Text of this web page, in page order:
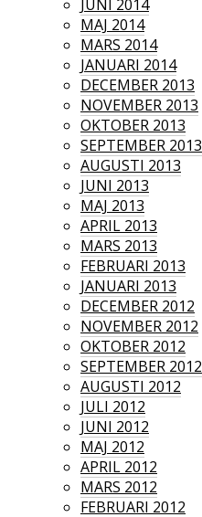
JUNI 2014
MAJ 2014
MARS 2014
JANUARI 2014
DECEMBER 2013
NOVEMBER 2013
OKTOBER 2013
SEPTEMBER 2013
AUGUSTI 2013
JUNI 2013
MAJ 2013
APRIL 2013
MARS 2013
FEBRUARI 2013
JANUARI 2013
DECEMBER 2012
NOVEMBER 2012
OKTOBER 2012
SEPTEMBER 2012
AUGUSTI 2012
JULI 2012
JUNI 2012
MAJ 2012
APRIL 2012
MARS 2012
FEBRUARI 2012